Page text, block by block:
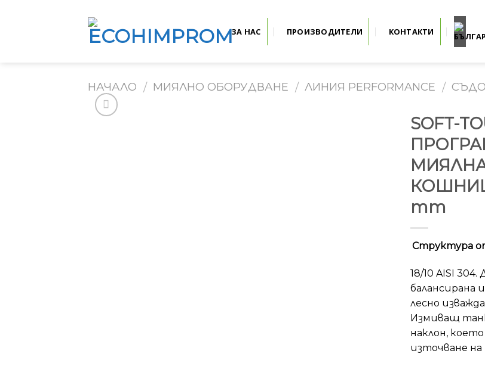
ЗА НАС ПРОИЗВОДИТЕЛИ КОНТАКТИ
НАЧАЛО / МИЯЛНО ОБОРУДВАНЕ / ЛИНИЯ PERFORMANCE /
SOFT-
mm
Структура
18/10 AISI
балансирана
лесно
Измиващ
наклон,
източване